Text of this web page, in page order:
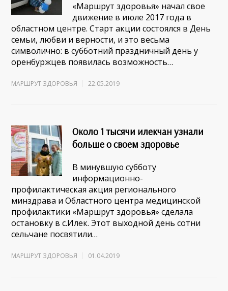
«Маршрут здоровья» начал свое
движение в июле 2017 года в
областном центре. Старт акции состоялся в День
семьи, любви и верности, и это весьма
символично: в субботний праздничный день у
оренбуржцев появилась возможность…
МАРШРУТ ЗДОРОВЬЯ 22.05.2019
Около 1 тысячи илекчан узнали
больше о своем здоровье
В минувшую субботу
информационно-
профилактическая акция регионального
минздрава и Областного центра медицинской
профилактики «Маршрут здоровья» сделала
остановку в с.Илек. Этот выходной день сотни
сельчане посвятили…
МАРШРУТ ЗДОРОВЬЯ 01.04.2019